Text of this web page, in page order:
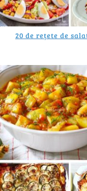
20 de rețete de